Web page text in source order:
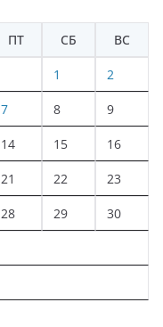
ПТ СБ ВС
1 2
7 8 9
14 15 16
21 22 23
28 29 30